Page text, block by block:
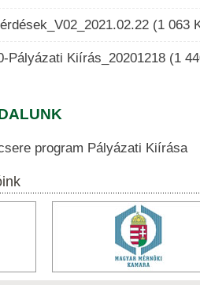
(1 063
Pályázati Kiírás_20201218 (1
program Pályázati Kiírása